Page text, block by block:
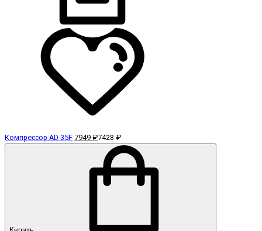
Компрессор AD-35F 7949 ₽7428 ₽